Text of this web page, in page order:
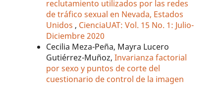
reclutamiento utilizados por las redes
de tráfico sexual en Nevada, Estados
Unidos , CienciaUAT: Vol. 15 No. 1: Julio-
Diciembre 2020
Cecilia Meza-Peña, Mayra Lucero
Gutiérrez-Muñoz,Invarianza factorial
por sexo y puntos de corte del
cuestionario de control de la imagen